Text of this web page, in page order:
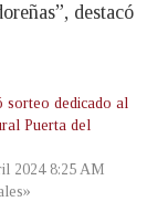
destacó
dedicado al
Puerta del
2024 8:25 AM